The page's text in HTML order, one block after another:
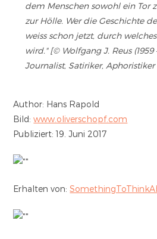
dem Menschen sowohl ein Tor
zur Hölle. Wer die Geschichte
weiss schon jetzt, durch
wird." [© Wolfgang J. Reus
Journalist, Satiriker,
Author: Hans Rapold
Bild:www.oliverschopf.com
Publiziert: 19. Juni 2017
Erhalten von: